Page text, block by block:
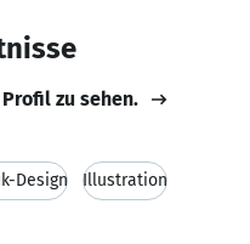
zu sehen.
Design Illustration